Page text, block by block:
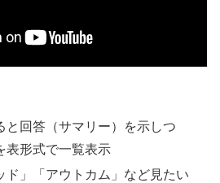
と回答（サマリー）を示しつ
表形式で一覧表示
ド」「アウトカム」など見たい